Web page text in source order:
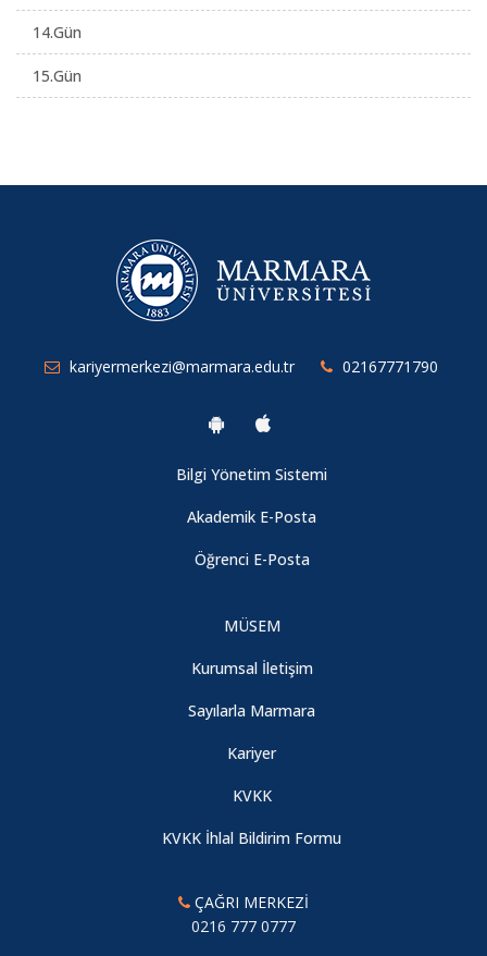
14.Gün
15.Gün
kariyermerkezi@marmara.edu.tr 02167771790
Bilgi Yönetim Sistemi
Akademik E-Posta
Öğrenci E-Posta
MÜSEM
Kurumsal İletişim
Sayılarla Marmara
Kariyer
KVKK
KVKK İhlal Bildirim Formu
ÇAĞRI MERKEZİ
0216 777 0777